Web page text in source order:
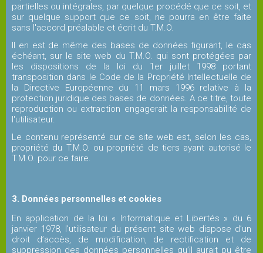
Palmarès
L'arbitrage
LES
TOURNOIS
Tournoi
Open
Actualités
partielles ou intégrales, par quelque procédé que ce soit, et
sur quelque support que ce soit, ne pourra en être faite
sans l'accord préalable et écrit du T.M.O.
Il en est de même des bases de données figurant, le cas
échéant, sur le site web du T.M.O. qui sont protégées par
les dispositions de la loi du 1er juillet 1998 portant
transposition dans le Code de la Propriété Intellectuelle de
la Directive Européenne du 11 mars 1996 relative à la
protection juridique des bases de données. A ce titre, toute
reproduction ou extraction engagerait la responsabilité de
l'utilisateur.
Le contenu représenté sur ce site web est, selon les cas,
propriété du T.M.O. ou propriété de tiers ayant autorisé le
T.M.O. pour ce faire.
3. Données personnelles et cookies
En application de la loi « Informatique et Libertés » du 6
janvier 1978, l’utilisateur du présent site web dispose d’un
droit d’accès, de modification, de rectification et de
suppression des données personnelles qu’il aurait pu être